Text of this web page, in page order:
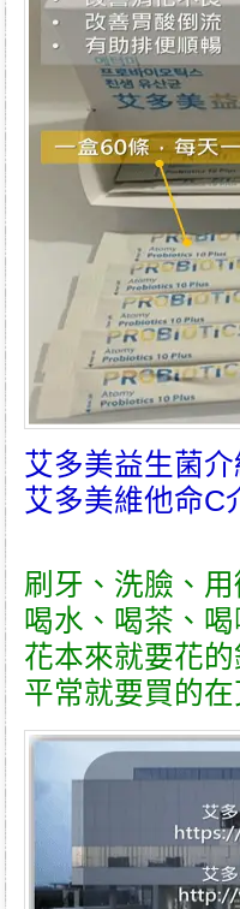
艾多美益生菌介
艾多美維他命C
刷牙、洗臉、
喝水、喝茶、
花本來就要花
平常就要買的在